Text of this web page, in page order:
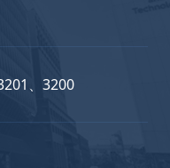
、3200